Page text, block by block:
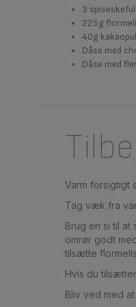
3
225g
40g
Dåse med
Dåse med
Varm forsigtigt
Tag væk fra
Brug en si til
omrør godt
tilsætte
Hvis du
Bliv ved med